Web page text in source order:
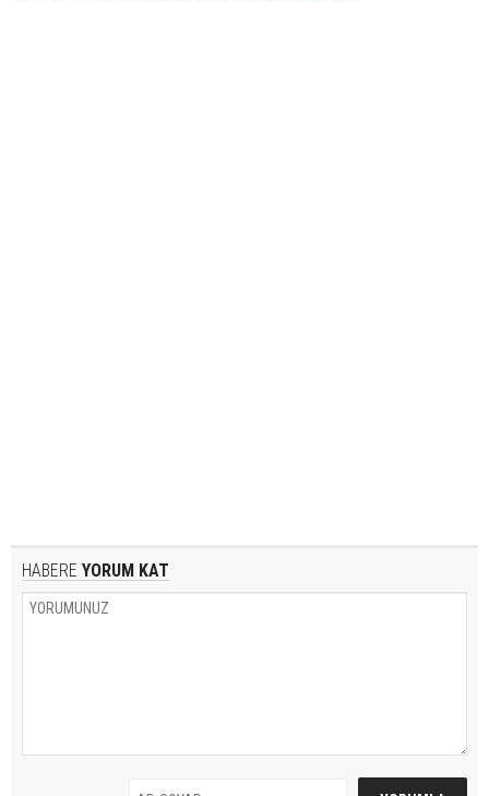
HABERE YORUM KAT